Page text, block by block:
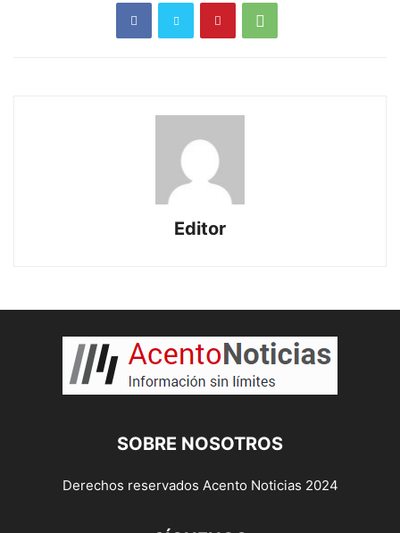
Editor
SOBRE NOSOTROS
Derechos reservados Acento Noticias 2024